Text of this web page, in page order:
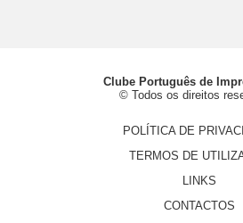
Clube Português de
© Todos os direitos
POLÍTICA DE
TERMOS DE
LINKS
CONTACTOS